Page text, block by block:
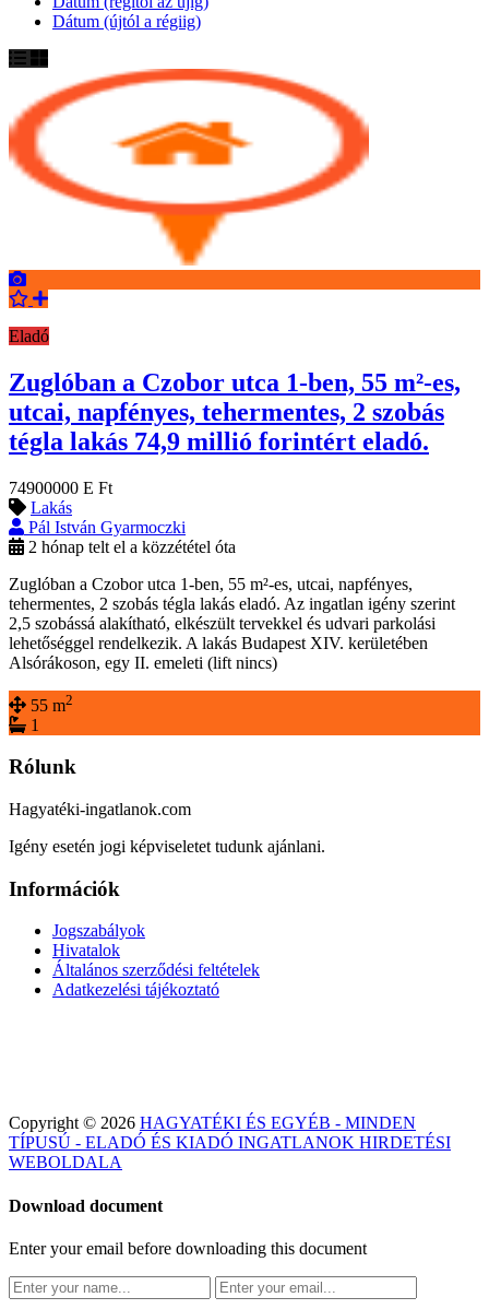
Dátum (újtól a régiig)
Eladó
Zuglóban a Czobor utca 1-ben, 55 m²-es,
utcai, napfényes, tehermentes, 2 szobás
tégla lakás 74,9 millió forintért eladó.
74900000 E Ft
Lakás
Pál István Gyarmoczki
2 hónap telt el a közzététel óta
Zuglóban a Czobor utca 1-ben, 55 m²-es, utcai, napfényes,
tehermentes, 2 szobás tégla lakás eladó. Az ingatlan igény szerint
2,5 szobássá alakítható, elkészült tervekkel és udvari parkolási
lehetőséggel rendelkezik. A lakás Budapest XIV. kerületében
Alsórákoson, egy II. emeleti (lift nincs)
55 m2
1
Rólunk
Hagyatéki-ingatlanok.com
Igény esetén jogi képviseletet tudunk ajánlani.
Információk
Jogszabályok
Hivatalok
Általános szerződési feltételek
Adatkezelési tájékoztató
Copyright © 2026 HAGYATÉKI ÉS EGYÉB - MINDEN
TÍPUSÚ - ELADÓ ÉS KIADÓ INGATLANOK HIRDETÉSI
WEBOLDALA
Download document
Enter your email before downloading this document